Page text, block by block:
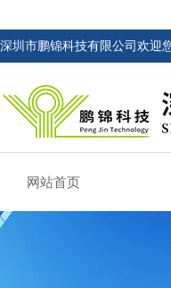
深圳市鹏锦科技有限公司欢迎
网站首页